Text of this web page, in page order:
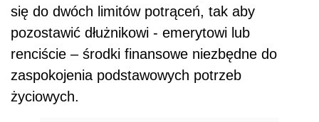
się do dwóch limitów potrąceń, tak aby
pozostawić dłużnikowi - emerytowi lub
renciście – środki finansowe niezbędne do
zaspokojenia podstawowych potrzeb
życiowych.